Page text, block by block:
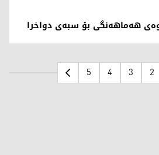
هەماهەنگی بۆ سبەی دواخرا
2
3
4
5